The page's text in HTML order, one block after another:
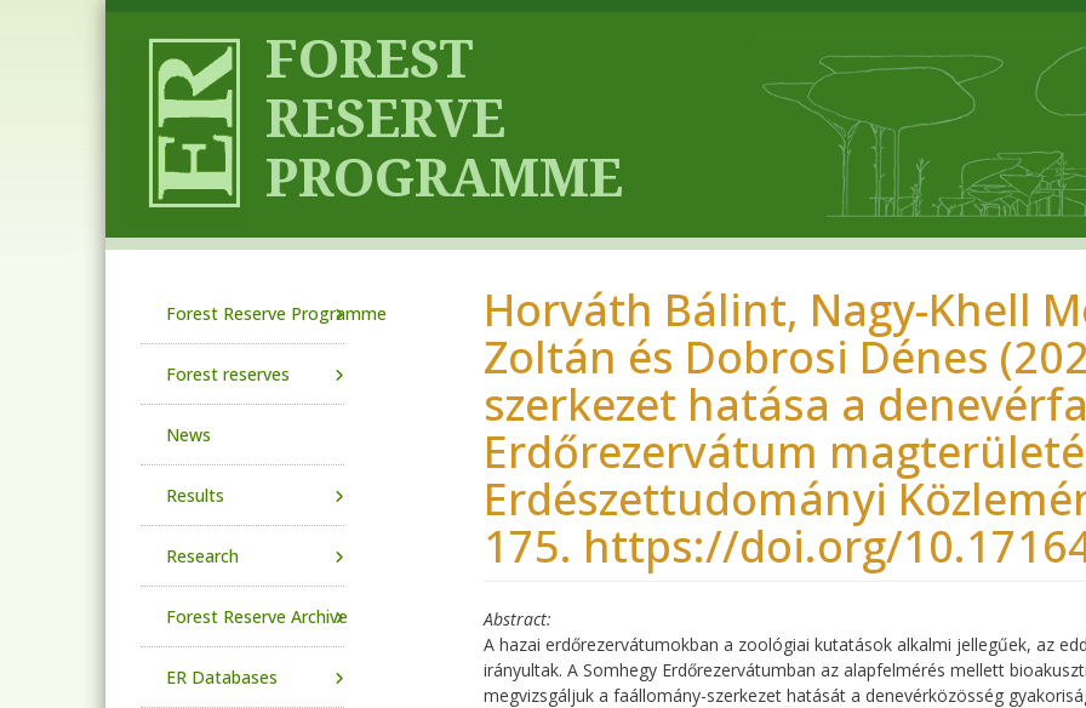
Horváth Bálint, Nagy-Khell
Zoltán és Dobrosi Dénes
szerkezet hatása a
Erdőrezervátum
Erdészettudományi
175. https://doi.org/
Abstract
A hazai erdőrezervátumokban a zoológiai kutatások alkalmi jellegűek, az
irányultak. A Somhegy Erdőrezervátumban az alapfelmérés mellett
megvizsgáljuk a faállomány-szerkezet hatását a denevérközösség
Forest Reserve Programme
Forest reserves
News
Results
Research
Forest Reserve Archive
ER Databases